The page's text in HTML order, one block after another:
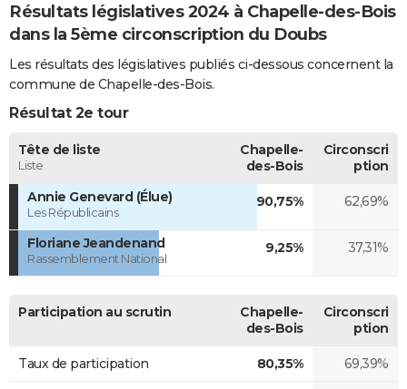
Bricolage
Lifestyle
Culture
Sport
Auto
Television
Voyage
Cinema
Résultats législatives 2024 à Chapelle-des-Bois
dans la 5ème circonscription du Doubs
Les résultats des législatives publiés ci-dessous concernent la
commune de Chapelle-des-Bois.
Résultat 2e tour
Tête de liste
Liste
Chapelle-
des-Bois
Circonscri
ption
Annie Genevard (Élue)
Les Républicains
90,75% 62,69%
Floriane Jeandenand
Rassemblement National
9,25% 37,31%
Participation au scrutin
Chapelle-
des-Bois
Circonscri
ption
Taux de participation 80,35% 69,39%